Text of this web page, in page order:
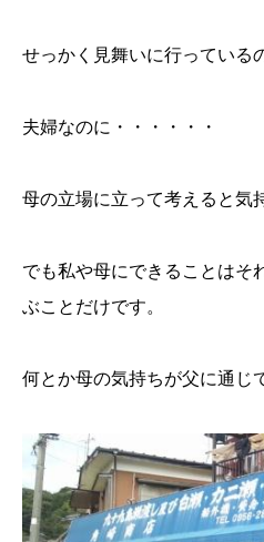
せっかく見舞いに行っている
夫婦なのに・・・・・・
母の立場に立って考えると気
でも私や母にできることはそ
ぶことだけです。
何とか母の気持ちが父に通じ